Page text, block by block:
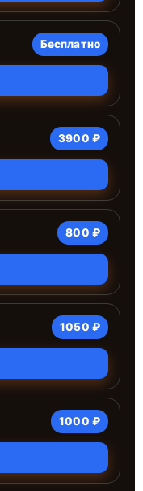
Бесплатно
3900 ₽
800 ₽
1050 ₽
1000 ₽